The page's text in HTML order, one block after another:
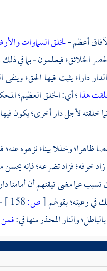
أعظم -لخلق السماوات
لحصر الخلائق؛ فيعلمون - بما في
دارا؛ يثبت فيها الحق؛
هذا؛ أي: الخلق العظيم؛
خلقته لأجل دار أخرى؛ يكون
ظاهرا؛ وخللا بينا؛ نزهوه عنه؛
زاد خوفه؛ فزاد تضرعه؛ فإنه
عما مضى تيقنهم أن أمامنا
في رعيته؛ بقولهم[ص:
والنار المحذر منها في: